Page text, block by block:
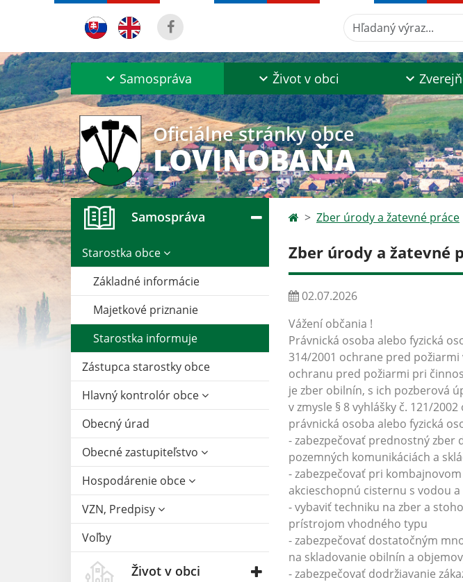
Hľadaný výraz...
Samospráva Život v obci
Oficiálne stránky obce
LOVINOBAŇA
Samospráva
Starostka obce
Základné informácie
Majetkové priznanie
Starostka informuje
Zástupca starostky obce
Hlavný kontrolór obce
Obecný úrad
Obecné zastupiteľstvo
Hospodárenie obce
VZN, Predpisy
Voľby
Život v obci
Zber úrody a žatevné práce
Zber úrody a žatevné
02.07.2026
Vážení občania !
Právnická osoba alebo fyzická
314/2001 ochrane pred
ochranu pred požiarmi pri
je zber obilnín, s ich pozberová
v zmysle § 8 vyhlášky č. 121/
právnická osoba alebo fyzická
- zabezpečovať prednostný zber
pozemných komunikáciách a
- zabezpečovať pri
akcieschopnú cisternu s vodou
- vybaviť techniku na zber a
prístrojom vhodného typu
- zabezpečovať dostatočným
na skladovanie obilnín a
- zabezpečovať dodržiavanie